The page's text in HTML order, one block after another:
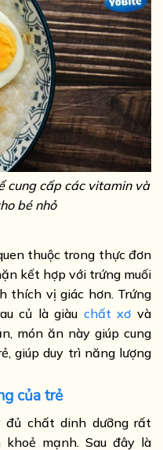
cung cấp các vitamin và
bé nhỏ
thuộc trong thực đơn
kết hợp với trứng muối
thích vị giác hơn. Trứng
củ là giàu chất xơ và
món ăn này giúp cung
giúp duy trì năng lượng
của trẻ
đủ chất dinh dưỡng rất
mạnh. Sau đây là